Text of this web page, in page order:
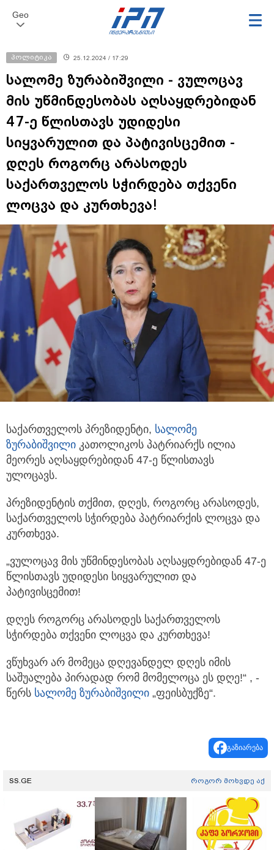
Geo
პოლიტიკა 25.12.2024 / 17:29
სალომე ზურაბიშვილი - ვულოცავ
მის უწმინდესობას აღსაყდრებიდან
47-ე წლისთავს უდიდესი
სიყვარულით და პატივისცემით -
დღეს როგორც არასოდეს
საქართველოს სჭირდება თქვენი
ლოცვა და კურთხევა!
საქართველოს პრეზიდენტი, სალომე
ზურაბიშვილი კათოლიკოს პატრიარქს ილია
მეორეს აღსაყდრებიდან 47-ე წლისთავს
ულოცავს.
პრეზიდენტის თქმით, დღეს, როგორც არასოდეს,
საქართველოს სჭირდება პატრიარქის ლოცვა და
კურთხევა.
„ვულოცავ მის უწმინდესობას აღსაყდრებიდან 47-ე
წლისთავს უდიდესი სიყვარულით და
პატივისცემით!
დღეს როგორც არასოდეს საქართველოს
სჭირდება თქვენი ლოცვა და კურთხევა!
ვწუხვარ არ მომეცა დღევანდელ დღეს იმის
საშუალება პირადად რომ მომელოცა ეს დღე!“ , -
წერს სალომე ზურაბიშვილი „ფეისბუქზე“.
გაზიარება
SS.GE როგორ მოხვდე აქ